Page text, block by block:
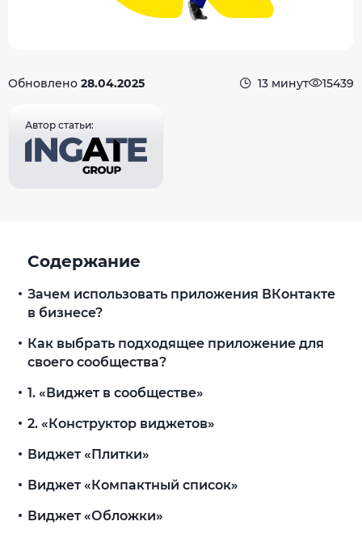
Обновлено 28.04.2025 13 минут 15439
Автор статьи:
Содержание
Зачем использовать приложения ВКонтакте
в бизнесе?
Как выбрать подходящее приложение для
своего сообщества?
1. «Виджет в сообществе»
2. «Конструктор виджетов»
Виджет «Плитки»
Виджет «Компактный список»
Виджет «Обложки»